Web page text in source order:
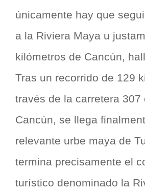
únicamente hay que
a la Riviera Maya u
kilómetros de Cancún,
Tras un recorrido de 129
través de la carretera 307
Cancún, se llega
relevante urbe maya de
termina precisamente el
turístico denominado la